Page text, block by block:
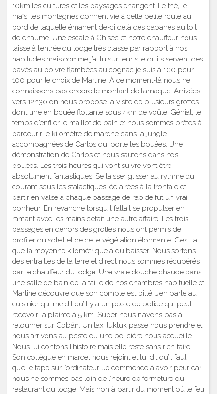
10km les cultures et les paysages changent. Le thé, le
maïs, les montagnes donnent vie à cette petite route au
bord de laquelle émanent de-ci delà des cabanes au toit
de chaume. Une escale à Chisec et notre chauffeur nous
laisse à l’entrée du lodge très classe par rapport à nos
habitudes mais comme j’ai lu sur leur site qu’ils servent des
pavés au poivre flambées au cognac je suis à 100 pour
100 pour le choix de Martine. À ce moment-là nous ne
connaissons pas encore le montant de l’arnaque. Arrivées
vers 12h30 on nous propose la visite de plusieurs grottes
dont une en bouée flottante sous 4km de voûte. Génial, le
temps d’enfiler le maillot de bain et nous sommes prêtes à
parcourir le kilomètre de marche dans la jungle
accompagnées de Carlos qui porte les bouées. Une
démonstration de Carlos et nous sautons dans nos
bouées. Les trois heures qui vont suivre vont être
absolument fantastiques. Se laisser glisser au rythme du
courant sous les stalactiques, éclairées à la frontale et
partir en valse à chaque passage de rapide fut un vrai
bonheur. En revanche lorsqu’il fallait se propulser en
ramant avec les mains c’était une autre affaire. Les trois
passages en dehors des grottes nous ont permis de
profiter du soleil et de cette végétation étonnante. C’est la
que la moyenne kilométrique à du baisser. Nous sortons
des entrailles de la terre et direct nous sommes récupérés
par le chauffeur du lodge. Une vraie douche chaude dans
une salle de bain de la taille de nos chambres habituelle et
Martine découvre que son compte est pillé. J’en parle au
cuisinier qui me dit qu’il y a un poste de police qui peut
recevoir la plainte à 5 km. Super nous n’avons pas à
retourner sur Cobán. Un taxi tuktuk passe nous prendre et
nous arrivons au poste ou une policière nous accueille.
Nous lui contons l’histoire mais elle reste sans rien faire.
Son collègue en marcel nous rejoint et lui dit qu’il faut
qu’elle tape sur l’ordinateur. Je commence à avoir peur car
nous ne sommes pas loin de l’heure de fermeture du
restaurant du lodge. Mais non à partir du moment où le feu